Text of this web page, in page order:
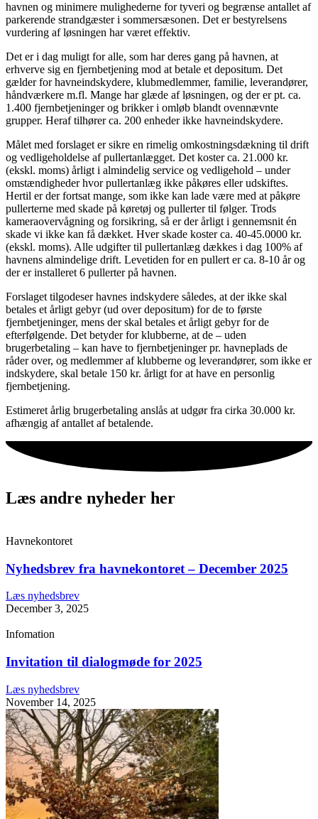
havnen og minimere mulighederne for tyveri og begrænse antallet af
parkerende strandgæster i sommersæsonen. Det er bestyrelsens
vurdering af løsningen har været effektiv.
Det er i dag muligt for alle, som har deres gang på havnen, at
erhverve sig en fjernbetjening mod at betale et depositum. Det
gælder for havneindskydere, klubmedlemmer, familie, leverandører,
håndværkere m.fl. Mange har glæde af løsningen, og der er pt. ca.
1.400 fjernbetjeninger og brikker i omløb blandt ovennævnte
grupper. Heraf tilhører ca. 200 enheder ikke havneindskydere.
Målet med forslaget er sikre en rimelig omkostningsdækning til drift
og vedligeholdelse af pullertanlægget. Det koster ca. 21.000 kr.
(ekskl. moms) årligt i almindelig service og vedligehold – under
omstændigheder hvor pullertanlæg ikke påkøres eller udskiftes.
Hertil er der fortsat mange, som ikke kan lade være med at påkøre
pullerterne med skade på køretøj og pullerter til følger. Trods
kameraovervågning og forsikring, så er der årligt i gennemsnit én
skade vi ikke kan få dækket. Hver skade koster ca. 40-45.0000 kr.
(ekskl. moms). Alle udgifter til pullertanlæg dækkes i dag 100% af
havnens almindelige drift. Levetiden for en pullert er ca. 8-10 år og
der er installeret 6 pullerter på havnen.
Forslaget tilgodeser havnes indskydere således, at der ikke skal
betales et årligt gebyr (ud over depositum) for de to første
fjernbetjeninger, mens der skal betales et årligt gebyr for de
efterfølgende. Det betyder for klubberne, at de – uden
brugerbetaling – kan have to fjernbetjeninger pr. havneplads de
råder over, og medlemmer af klubberne og leverandører, som ikke er
indskydere, skal betale 150 kr. årligt for at have en personlig
fjernbetjening.
Estimeret årlig brugerbetaling anslås at udgør fra cirka 30.000 kr.
afhængig af antallet af betalende.
Læs andre nyheder her
Havnekontoret
Nyhedsbrev fra havnekontoret – December 2025
Læs nyhedsbrev
December 3, 2025
Infomation
Invitation til dialogmøde for 2025
Læs nyhedsbrev
November 14, 2025